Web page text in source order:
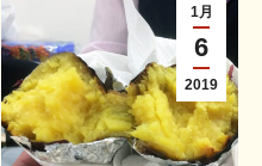
1月
6
2019